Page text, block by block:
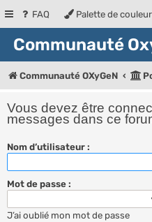
FAQ Palette de
Communauté
Communauté OXyGeN
Vous devez être
messages dans ce
Nom d’utilisateur :
Mot de passe :
J’ai oublié mon mot de passe